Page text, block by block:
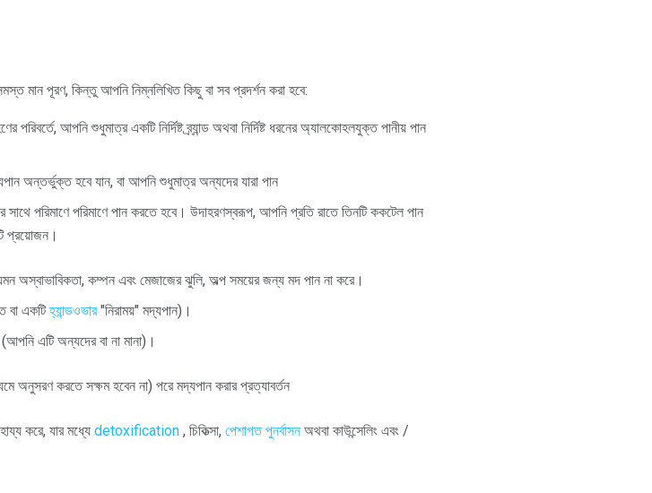
মান পূরণ, কিন্তু আপনি নিম্নলিখিত কিছু বা সব প্রদর্শন করা হবে:
পরিবর্তে, আপনি শুধুমাত্র একটি নির্দিষ্ট ব্র্যান্ড অথবা নির্দিষ্ট ধরনের অ্যালকোহলযুক্ত পানীয় পান
অন্তর্ভুক্ত হবে যান, বা আপনি শুধুমাত্র অন্যদের যারা পান
পরিমাণে পরিমাণে পান করতে হবে। উদাহরণস্বরূপ, আপনি প্রতি রাতে তিনটি ককটেল পান
প্রয়োজন।
অস্বাভাবিকতা, কম্পন এবং মেজাজের ঝুলি, অল্প সময়ের জন্য মদ পান না করে।
বা একটিহ্যান্ডওভার"নিরাময়" মদ্যপান)।
এটি অন্যদের বা না মানা)।
অনুসরণ করতে সক্ষম হবেন না) পরে মদ্যপান করার প্রত্যাবর্তন
করে, যার মধ্যে detoxification , চিকিত্সা, পেশাগত পুনর্বাসন অথবা কাউন্সেলিং এবং /